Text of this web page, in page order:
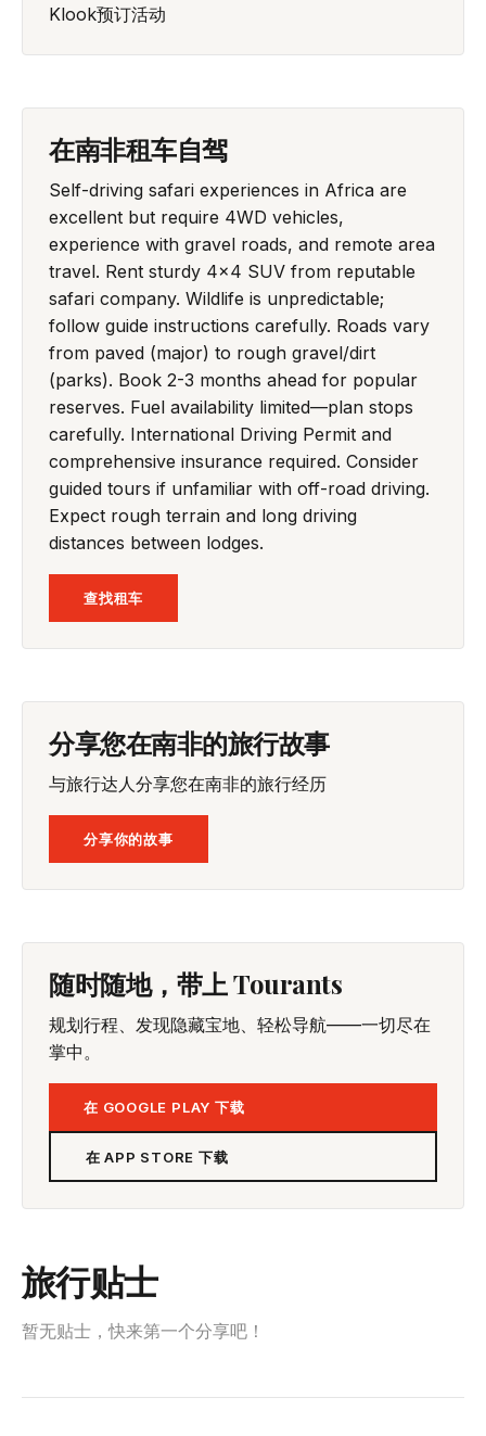
Klook预订活动
在南非租车自驾
Self-driving safari experiences in Africa are
excellent but require 4WD vehicles,
experience with gravel roads, and remote area
travel. Rent sturdy 4x4 SUV from reputable
safari company. Wildlife is unpredictable;
follow guide instructions carefully. Roads vary
from paved (major) to rough gravel/dirt
(parks). Book 2-3 months ahead for popular
reserves. Fuel availability limited—plan stops
carefully. International Driving Permit and
comprehensive insurance required. Consider
guided tours if unfamiliar with off-road driving.
Expect rough terrain and long driving
distances between lodges.
查找租车
分享您在南非的旅行故事
与旅行达人分享您在南非的旅行经历
分享你的故事
随时随地，带上 Tourants
规划行程、发现隐藏宝地、轻松导航——一切尽在
掌中。
在 GOOGLE PLAY 下载
在 APP STORE 下载
旅行贴士
暂无贴士，快来第一个分享吧！